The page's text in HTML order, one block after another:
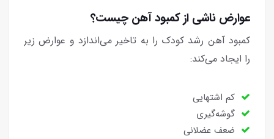
عوارض ناشی از کمبود آهن چیست؟
کمبود آهن رشد کودک را به تاخیر می‌اندازد و عوارض زیر
را ایجاد می‌کند:
کم اشتهایی
گوشه‌گیری
ضعف عضلانی